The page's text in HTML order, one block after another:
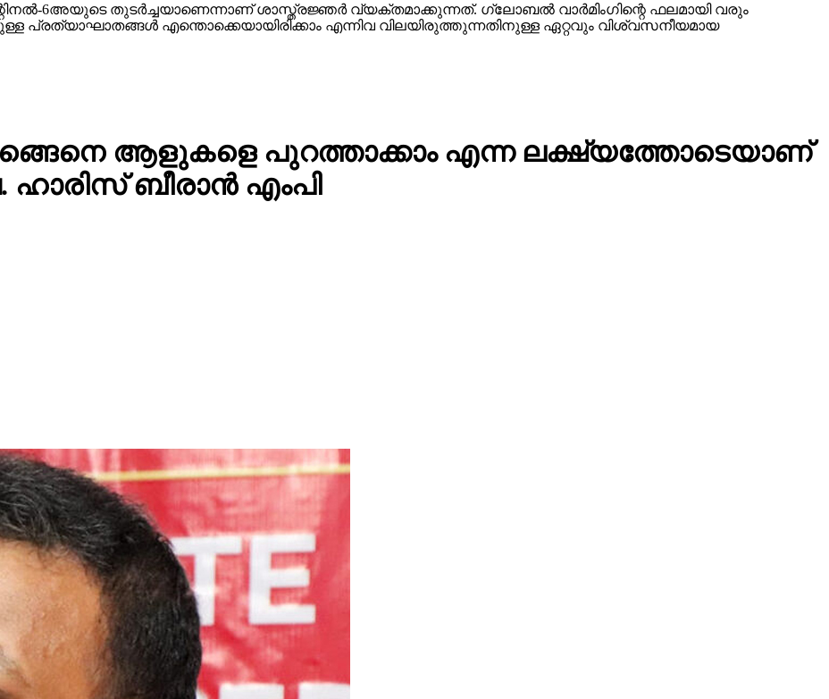
6അയുടെ തുടര്‍ച്ചയാണെന്നാണ് ശാസ്ത്രജ്ഞര്‍ വ്യക്തമാക്കുന്നത്. ഗ്ലോബല്‍ വാര്‍മിംഗിന്റെ ഫലമായി വരും
പ്രത്യാഘാതങ്ങള്‍ എന്തൊക്കെയായിരിക്കാം എന്നിവ വിലയിരുത്തുന്നതിനുള്ള ഏറ്റവും വിശ്വസനീയമായ
എങ്ങെനെ ആളുകളെ പുറത്താക്കാം എന്ന ലക്ഷ്യത്തോടെയാണ്
ബീരാൻ എംപി